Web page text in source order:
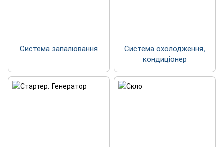
Система запалювання
Система охолодження,
кондиціонер